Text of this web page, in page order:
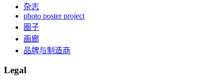
杂志
photo poster project
圈子
画廊
品牌与制造商
Legal